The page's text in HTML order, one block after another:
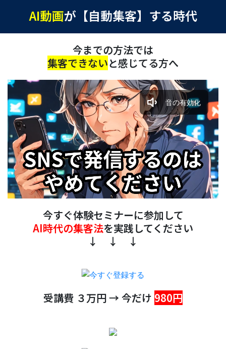
AI動画が【自動集客】する時代
今までの方法では
集客できないと感じてる方へ
Playback
Rate
音の有効化
今すぐ体験セミナーに参加して
AI時代の集客法を実践してください
↓ ↓ ↓
受講費 ３万円 → 今だけ 980円